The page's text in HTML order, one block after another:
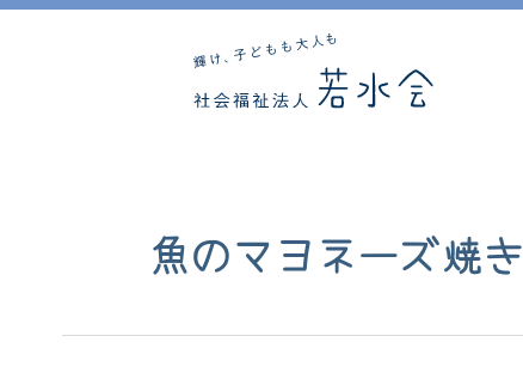
魚のマヨネーズ焼き